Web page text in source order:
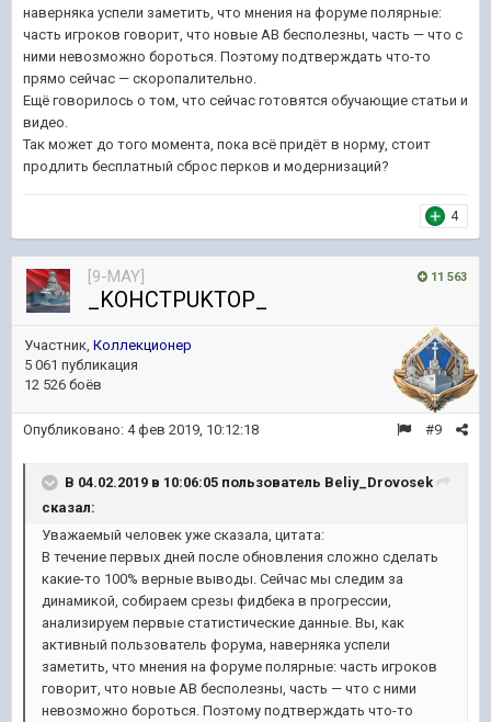
наверняка успели заметить, что мнения на форуме полярные:
часть игроков говорит, что новые АВ бесполезны, часть — что с
ними невозможно бороться. Поэтому подтверждать что-то
прямо сейчас — скоропалительно.
Ещё говорилось о том, что сейчас готовятся обучающие статьи и
видео.
Так может до того момента, пока всё придёт в норму, стоит
продлить бесплатный сброс перков и модернизаций?
4
11 563
[9-MAY]
_KOHCTPUKTOP_
Участник, Коллекционер
5 061 публикация
12 526 боёв
#9
Опубликовано: 4 фев 2019, 10:12:18
В 04.02.2019 в 10:06:05 пользователь Beliy_Drovosek
сказал:
Уважаемый человек уже сказала, цитата:
В течение первых дней после обновления сложно сделать
какие-то 100% верные выводы. Сейчас мы следим за
динамикой, собираем срезы фидбека в прогрессии,
анализируем первые статистические данные. Вы, как
активный пользователь форума, наверняка успели
заметить, что мнения на форуме полярные: часть игроков
говорит, что новые АВ бесполезны, часть — что с ними
невозможно бороться. Поэтому подтверждать что-то